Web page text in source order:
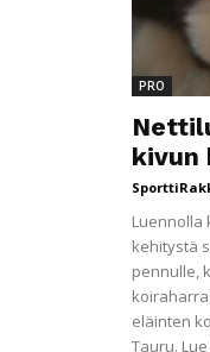
PRO
kivun
Luennolla
kehitystä
pennulle,
eläinten
Tauru.